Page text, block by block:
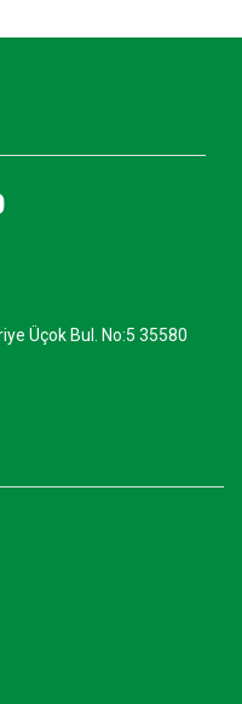
Üçok Bul. No:5 35580